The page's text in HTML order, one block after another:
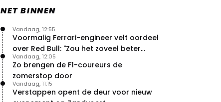
NET BINNEN
Voormalig Ferrari-engineer velt oordeel
over Red Bull: "Zou het zoveel beter
moeten doen"
Vandaag, 12:55
Zo brengen de F1-coureurs de
zomerstop door
Vandaag, 12:05
Verstappen opent de deur voor nieuw
Vandaag, 11:15